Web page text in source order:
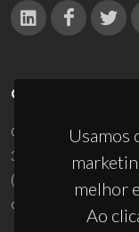
Usamos
melhor
Ao
CONTACTOS
Campus
3810-193 Aveiro -
(+351) 234 370 200
ciceco@ua.pt